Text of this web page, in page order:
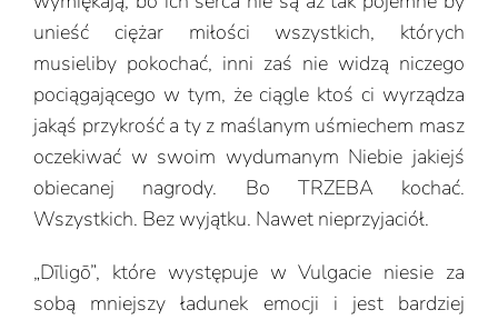
unieść ciężar miłości wszystkich, których
musieliby pokochać, inni zaś nie widzą niczego
pociągającego w tym, że ciągle ktoś ci wyrządza
jakąś przykrość a ty z maślanym uśmiechem masz
oczekiwać w swoim wydumanym Niebie jakiejś
obiecanej nagrody. Bo TRZEBA kochać.
Wszystkich. Bez wyjątku. Nawet nieprzyjaciół.
„Dīligō”, które występuje w Vulgacie niesie za
sobą mniejszy ładunek emocji i jest bardziej